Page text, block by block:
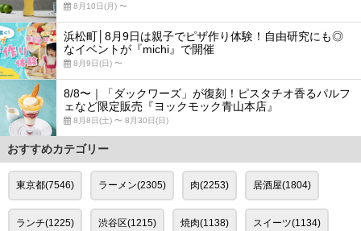
8月10日(月) 〜
浜松町│8月9日は親子でピザ作り体験！自由研究にも◎
なイベントが『michi』で開催
8月9日(日) 〜
8/8〜｜「ダックワーズ」が復刻！ピスタチオ香るパルフ
ェなど限定販売『ヨックモック青山本店』
8月8日(土) 〜 8月30日(日)
おすすめカテゴリー
東京都(7546) ラーメン(2305) 肉(2253) 居酒屋(1804)
ランチ(1225) 渋谷区(1215) 焼肉(1138) スイーツ(1134)